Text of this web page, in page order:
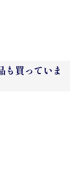
も買っていま